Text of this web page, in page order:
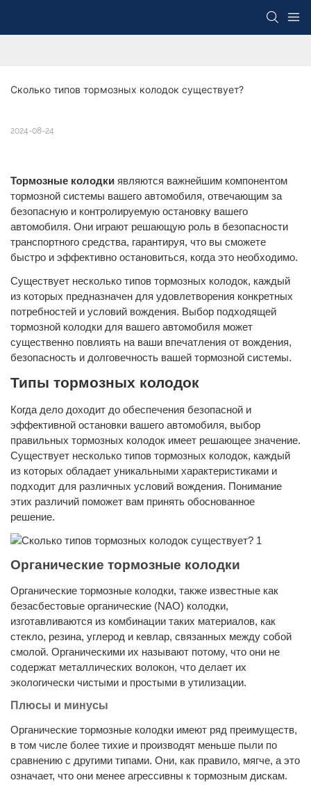
Сколько типов тормозных колодок существует?
2024-08-24
Тормозные колодки являются важнейшим компонентом
тормозной системы вашего автомобиля, отвечающим за
безопасную и контролируемую остановку вашего
автомобиля. Они играют решающую роль в безопасности
транспортного средства, гарантируя, что вы сможете
быстро и эффективно остановиться, когда это необходимо.
Существует несколько типов тормозных колодок, каждый
из которых предназначен для удовлетворения конкретных
потребностей и условий вождения. Выбор подходящей
тормозной колодки для вашего автомобиля может
существенно повлиять на ваши впечатления от вождения,
безопасность и долговечность вашей тормозной системы.
Типы тормозных колодок
Когда дело доходит до обеспечения безопасной и
эффективной остановки вашего автомобиля, выбор
правильных тормозных колодок имеет решающее значение.
Существует несколько типов тормозных колодок, каждый
из которых обладает уникальными характеристиками и
подходит для различных условий вождения. Понимание
этих различий поможет вам принять обоснованное
решение.
Органические тормозные колодки
Органические тормозные колодки, также известные как
безасбестовые органические (NAO) колодки,
изготавливаются из комбинации таких материалов, как
стекло, резина, углерод и кевлар, связанных между собой
смолой. Органическими их называют потому, что они не
содержат металлических волокон, что делает их
экологически чистыми и простыми в утилизации.
Плюсы и минусы
Органические тормозные колодки имеют ряд преимуществ,
в том числе более тихие и производят меньше пыли по
сравнению с другими типами. Они, как правило, мягче, а это
означает, что они менее агрессивны к тормозным дискам.